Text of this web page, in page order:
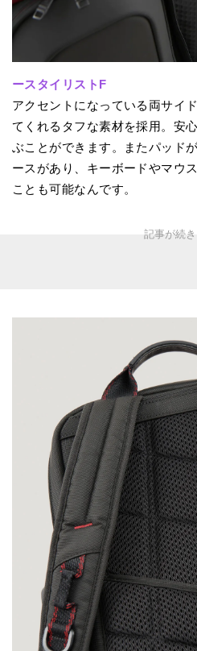
ースタイリストF
アクセントになっている両サイ
てくれるタフな素材を採用。安
ぶことができます。またパッド
ースがあり、キーボードやマウ
ことも可能なんです。